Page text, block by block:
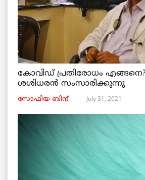
കോവിഡ് പ്രതിരോധം
ശശിധരൻ സംസാരിക്കുന്നു
സോഫിയ ബിന്ദ് July 31, 2021